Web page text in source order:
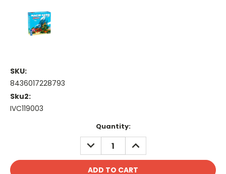
SKU:
8436017228793
Sku2:
IVC119003
Quantity:
DECREASE
QUANTITY:
INCREASE
QUANTITY: